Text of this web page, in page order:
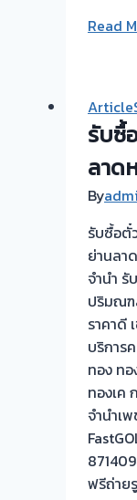
Read
รับซื้
ลาด
By
รับซื้อตั๋
ย่านลา
จำนำ รั
ปริมณฑ
ราคาดี
บริการ
ทอง ท
ทองเค
จำนำเ
ฟรีถ่าย